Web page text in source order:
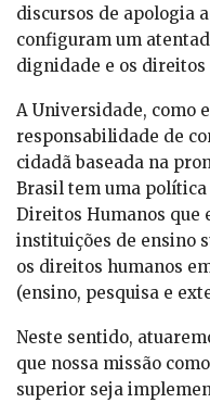
discursos de apologia
configuram um
dignidade e os direitos
A Universidade, como
responsabilidade de
cidadã baseada na
Brasil tem uma política
Direitos Humanos que
instituições de ensino
os direitos humanos
(ensino, pesquisa e
Neste sentido,
que nossa missão
superior seja